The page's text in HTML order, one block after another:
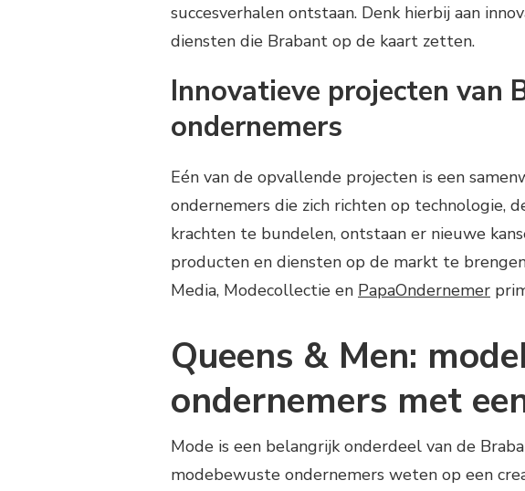
succesverhalen ontstaan. Denk hierbij aan
diensten die Brabant op de kaart zetten.
Innovatieve projecten van
ondernemers
Eén van de opvallende projecten is een
ondernemers die zich richten op technologie,
krachten te bundelen, ontstaan er nieuwe
producten en diensten op de markt te
Media, Modecollectie en PapaOndernemer
Queens & Men:
ondernemers met
Mode is een belangrijk onderdeel van de
modebewuste ondernemers weten op een